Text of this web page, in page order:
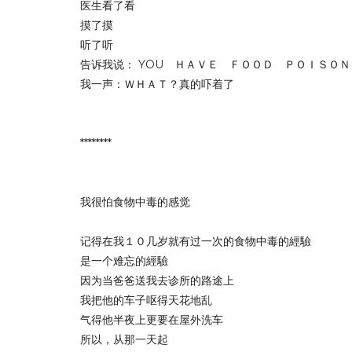
医生看了看
摸了摸
听了听
告诉我说： YOU ＨＡＶＥ ＦＯＯＤ ＰＯＩＳＯＮ
我一声：ＷＨＡＴ？真的吓着了
********
我很怕食物中毒的感觉
记得在我１０几岁就有过一次的食物中毒的經驗
是一个难忘的經驗
因为当爸爸送我去诊所的路途上
我把他的车子呕得天花地乱
气得他半夜上更要在屋外洗车
所以，从那一天起